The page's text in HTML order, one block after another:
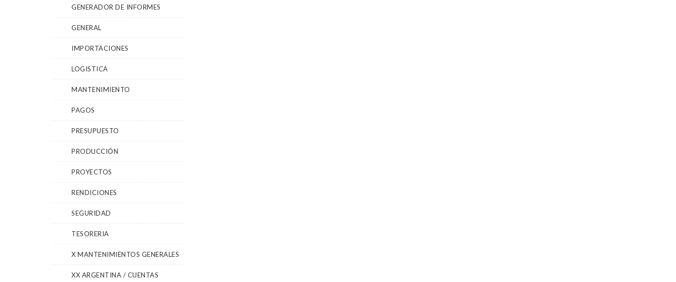
GENERADOR DE INFORMES
GENERAL
IMPORTACIONES
LOGISTICA
MANTENIMIENTO
PAGOS
PRESUPUESTO
PRODUCCIÓN
PROYECTOS
RENDICIONES
SEGURIDAD
TESORERIA
X MANTENIMIENTOS GENERALES
XX ARGENTINA / CUENTAS